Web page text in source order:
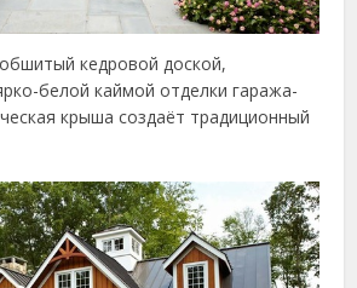
кедровой доской,
белой каймой отделки гаража-
крыша создаёт традиционный